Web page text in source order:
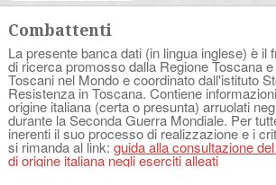
Combattenti
La presente banca dati (in lingua inglese) è il
di ricerca promosso dalla Regione Toscana
Toscani nel Mondo e coordinato dall'istituto
Resistenza in Toscana. Contiene
origine italiana (certa o presunta) arruolati
durante la Seconda Guerra Mondiale. Per
inerenti il suo processo di realizzazione e i
si rimanda al link: guida alla consultazione
di origine italiana negli eserciti alleati